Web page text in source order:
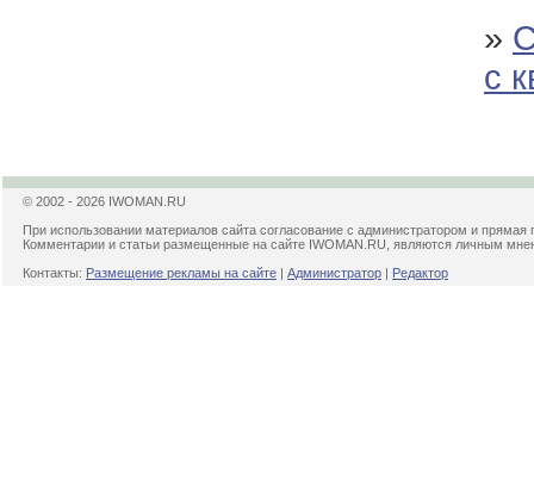
»
с
© 2002 - 2026 IWOMAN.RU
При использовании материалов сайта согласование с администратором и прямая
Комментарии и статьи размещенные на сайте IWOMAN.RU, являются личным
Контакты: Размещение рекламы на сайте | Администратор | Редактор